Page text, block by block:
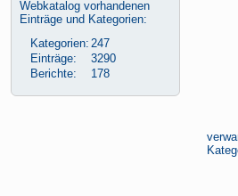
Webkatalog vorhandenen
Einträge und Kategorien:
Kategorien: 247
Einträge:
3290
Berichte:
178